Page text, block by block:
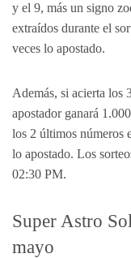
y el 9, más un signo
extraídos durante el
veces lo apostado.
Además, si acierta los
apostador ganará
los 2 últimos números
lo apostado. Los
02:30 PM.
Super Astro
mayo